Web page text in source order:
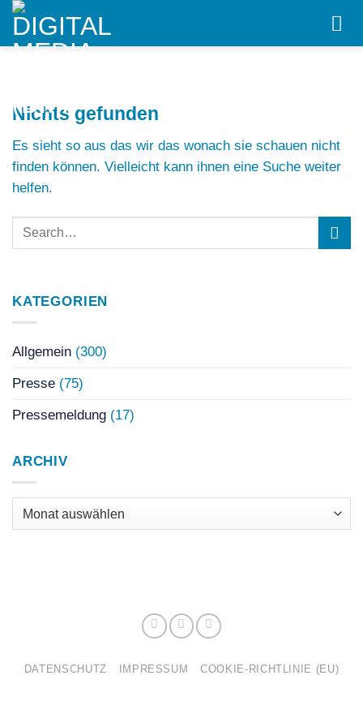
Skip
content
Nichts gefunden
Es sieht so aus das wir das wonach sie schauen nicht
finden können. Vielleicht kann ihnen eine Suche weiter
helfen.
KATEGORIEN
Allgemein (300)
Presse (75)
Pressemeldung (17)
ARCHIV
Archiv
DATENSCHUTZ IMPRESSUM COOKIE-RICHTLINIE (EU)